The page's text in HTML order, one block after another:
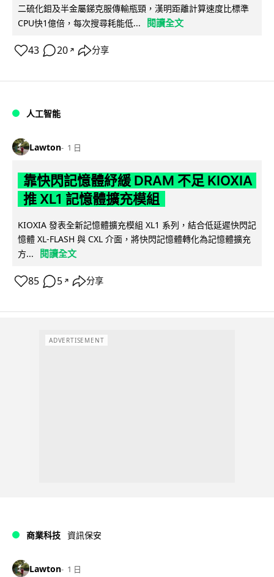
二硫化鉬及半金屬銻克服傳輸瓶頸，漢明距離計算速度比標準
CPU快1億倍，每次搜尋耗能低...
閱讀全文
43 20 ↗ 分享
人工智能
Lawton 1 日
靠快閃記憶體紓緩 DRAM 不足 KIOXIA
推 XL1 記憶體擴充模組
KIOXIA 發表全新記憶體擴充模組 XL1 系列，結合低延遲快閃記
憶體 XL-FLASH 與 CXL 介面，將快閃記憶體轉化為記憶體擴充
方...
閱讀全文
85 5 ↗ 分享
ADVERTISEMENT
商業科技 資訊保安
Lawton 1 日